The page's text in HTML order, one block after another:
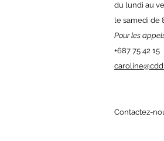
du lundi au
le samedi de
Pour les
+687 75 42 15
Contactez-